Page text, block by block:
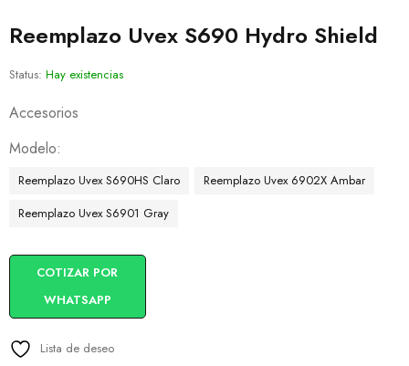
Reemplazo Uvex S690 Hydro Shield
Status: Hay existencias
Accesorios
Modelo
Reemplazo Uvex S690HS Claro
Reemplazo Uvex 6902X Ambar
Reemplazo Uvex S6901 Gray
COTIZAR POR
WHATSAPP
Lista de deseo